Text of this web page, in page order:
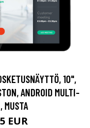
10",
ANDROID MULTI-
MUSTA
EUR